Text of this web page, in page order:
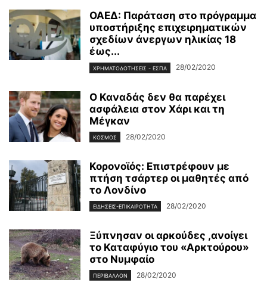
ΟΑΕΔ: Παράταση στο πρόγραμμα
υποστήριξης επιχειρηματικών
σχεδίων άνεργων ηλικίας 18
έως...
ΧΡΗΜΑΤΟΔΟΤΉΣΕΙΣ - ΕΣΠΑ 28/02/2020
Ο Καναδάς δεν θα παρέχει
ασφάλεια στον Χάρι και τη
Μέγκαν
ΚΌΣΜΟΣ 28/02/2020
Κορονοϊός: Επιστρέφουν με
πτήση τσάρτερ οι μαθητές από
το Λονδίνο
ΕΙΔΉΣΕΙΣ-ΕΠΙΚΑΙΡΌΤΗΤΑ 28/02/2020
Ξύπνησαν οι αρκούδες ,ανοίγει
το Καταφύγιο του «Αρκτούρου»
στο Νυμφαίο
ΠΕΡΙΒΆΛΛΟΝ 28/02/2020